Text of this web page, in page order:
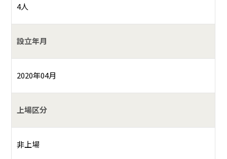
4人
設立年月
2020年04月
上場区分
非上場